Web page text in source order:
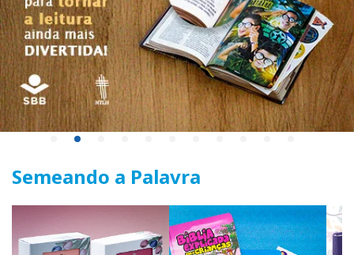
Semeando a Palavra